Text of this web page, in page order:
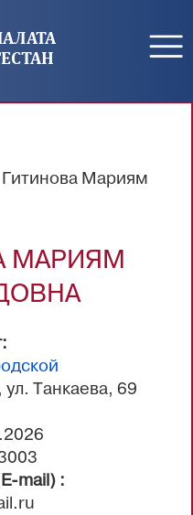
Гитинова Мариям
МАРИЯМ
ул. Танкаева, 69
mail) :